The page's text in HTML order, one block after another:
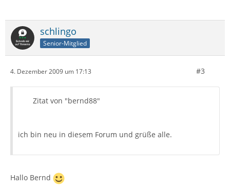
schlingo
Senior-Mitglied
4. Dezember 2009 um 17:13 #3
Zitat von "bernd88"
ich bin neu in diesem Forum und grüße alle.
Hallo Bernd